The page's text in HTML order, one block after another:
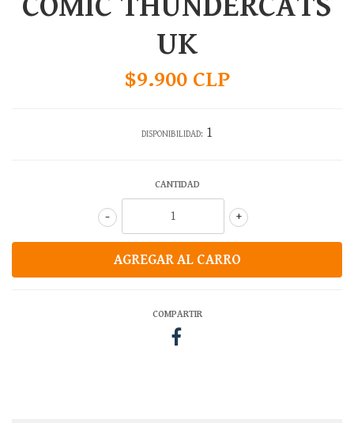
UK
$9.900 CLP
DISPONIBILIDAD: 1
CANTIDAD
+
-
COMPARTIR